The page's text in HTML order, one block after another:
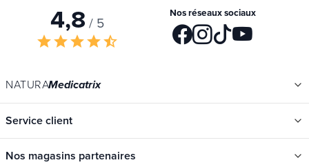
4,8 / 5
starstarstarstarstar_half
Nos réseaux sociaux
NATURAMedicatrix
Service client
Nos magasins partenaires